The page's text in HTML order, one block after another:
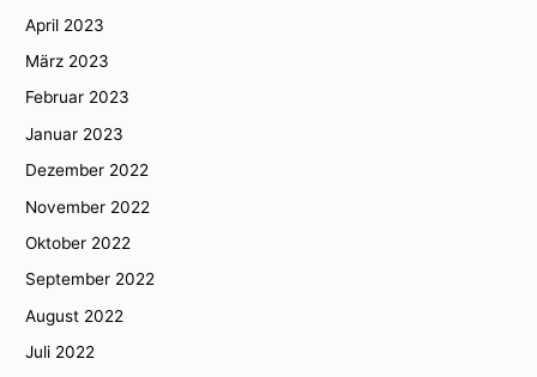
April 2023
März 2023
Februar 2023
Januar 2023
Dezember 2022
November 2022
Oktober 2022
September 2022
August 2022
Juli 2022